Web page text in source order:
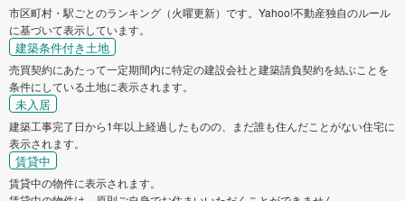
市区町村・駅ごとのランキング（火曜更新）です。Yahoo!不動産独自のルール
に基づいて表示しています。
建築条件付き土地
売買契約にあたって一定期間内に特定の建設会社と建築請負契約を結ぶことを
条件にしている土地に表示されます。
未入居
建築工事完了日から1年以上経過したものの、まだ誰も住んだことがない住宅に
表示されます。
賃貸中
賃貸中の物件に表示されます。